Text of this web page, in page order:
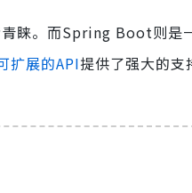
睐。而Spring Boot则是
扩展的API提供了强大的支